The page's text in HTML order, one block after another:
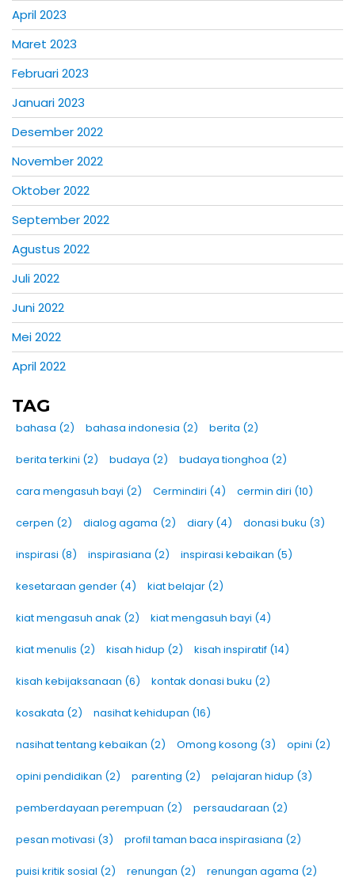
April 2023
Maret 2023
Februari 2023
Januari 2023
Desember 2022
November 2022
Oktober 2022
September 2022
Agustus 2022
Juli 2022
Juni 2022
Mei 2022
April 2022
TAG
bahasa (2) bahasa indonesia (2) berita (2)
berita terkini (2) budaya (2) budaya tionghoa (2)
cara mengasuh bayi (2) Cermindiri (4) cermin diri (10)
cerpen (2) dialog agama (2) diary (4) donasi buku (3)
inspirasi (8) inspirasiana (2) inspirasi kebaikan (5)
kesetaraan gender (4) kiat belajar (2)
kiat mengasuh anak (2) kiat mengasuh bayi (4)
kiat menulis (2) kisah hidup (2) kisah inspiratif (14)
kisah kebijaksanaan (6) kontak donasi buku (2)
kosakata (2) nasihat kehidupan (16)
nasihat tentang kebaikan (2) Omong kosong (3) opini (2)
opini pendidikan (2) parenting (2) pelajaran hidup (3)
pemberdayaan perempuan (2) persaudaraan (2)
pesan motivasi (3) profil taman baca inspirasiana (2)
puisi kritik sosial (2) renungan (2) renungan agama (2)